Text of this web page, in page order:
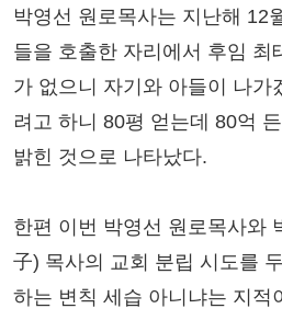
박영선 원로목사는 지난해 12
들을 호출한 자리에서 후임 최
가 없으니 자기와 아들이 나가
려고 하니 80평 얻는데 80억
밝힌 것으로 나타났다.
한편 이번 박영선 원로목사와
子) 목사의 교회 분립 시도를
하는 변칙 세습 아니냐는 지적